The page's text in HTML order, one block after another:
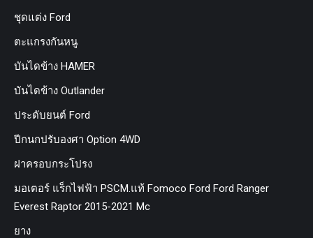
ชุดแต่ง Ford
ตะแกรงกันหนู
บันไดข้าง HAMER
บันไดข้าง Outlander
ประดับยนต์ Ford
ปีกนกปรับองศา Option 4WD
ฝาครอบกระโปรง
มอเตอร์ แร็กไฟฟ้า PSCM.แท้ Fomoco Ford Ford Ranger
Everest Raptor 2015-2021 Mc
ยาง